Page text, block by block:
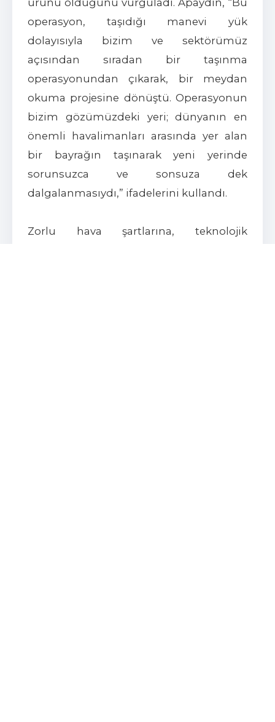
ürünü olduğunu vurguladı. Apaydın, “Bu
operasyon, taşıdığı manevi yük
dolayısıyla bizim ve sektörümüz
açısından sıradan bir taşınma
operasyonundan çıkarak, bir meydan
okuma projesine dönüştü. Operasyonun
bizim gözümüzdeki yeri; dünyanın en
önemli havalimanları arasında yer alan
bir bayrağın taşınarak yeni yerinde
sorunsuzca ve sonsuza dek
dalgalanmasıydı,” ifadelerini kullandı.
Zorlu hava şartlarına, teknolojik